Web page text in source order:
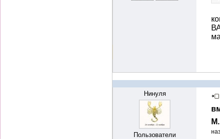
Нинуля
Пользователи